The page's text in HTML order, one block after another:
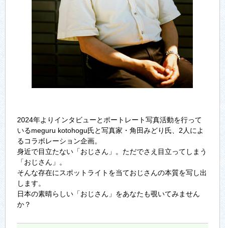
2024年よりインタビューとポートレート写真活動を行って
いるmeguru kotohogu氏と写真家・角田みどり氏、2人によ
るコラボレーション企画。
身近で目立たない「おじさん」。ただでさえ目立ってしまう
「おじさん」。
そんな存在にスポットライトを当ておじさんの本質を写し出
します。
日本の素晴らしい「おじさん」をあなたも覗いてみません
か？